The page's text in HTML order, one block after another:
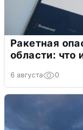
Ракетная
области: что
6 августа 0